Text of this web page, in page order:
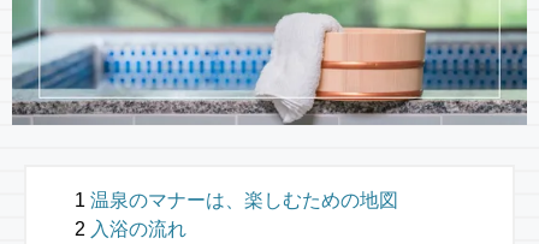
温泉のマナーは、楽しむための地図
入浴の流れ